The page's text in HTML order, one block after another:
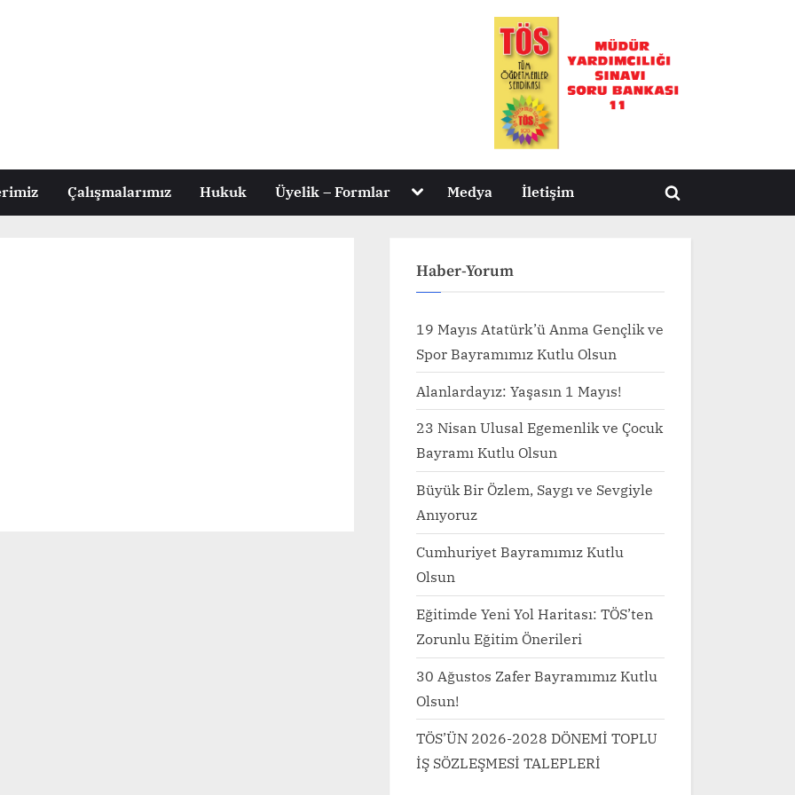
Çalışmalarımız Hukuk Üyelik – Formlar Toggle
menu
Toggle
sub-
menu
Medya İletişim
Toggle
Haber-Yorum
19 Mayıs Atatürk’ü Anma Gençlik ve
Spor Bayramımız Kutlu Olsun
Alanlardayız: Yaşasın 1 Mayıs!
23 Nisan Ulusal Egemenlik ve Çocuk
Bayramı Kutlu Olsun
Büyük Bir Özlem, Saygı ve Sevgiyle
Anıyoruz
Cumhuriyet Bayramımız Kutlu
Olsun
Eğitimde Yeni Yol Haritası: TÖS’ten
Zorunlu Eğitim Önerileri
30 Ağustos Zafer Bayramımız Kutlu
Olsun!
TÖS’ÜN 2026-2028 DÖNEMİ TOPLU
İŞ SÖZLEŞMESİ TALEPLERİ